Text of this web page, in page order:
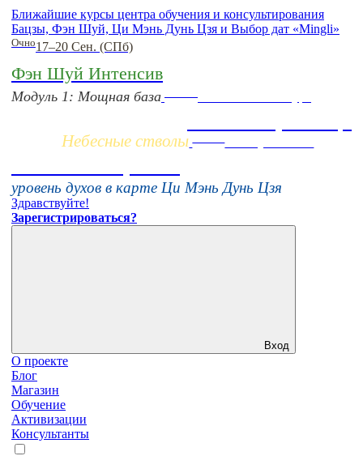
Ближайшие курсы центра обучения и консультирования
Бацзы, Фэн Шуй, Ци Мэнь Дунь Цзя и Выбор дат «Mingli»
Очно17–20 Сен. (СПб)
Фэн Шуй Интенсив
Модуль 1: Мощная база
Небесные стволы 16 августа 11:00
уровень духов в карте Ци Мэнь Дунь Цзя
Здравствуйте!
Зарегистрироваться?
Вход
О проекте
Блог
Магазин
Обучение
Активизации
Консультанты